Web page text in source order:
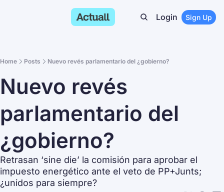
Login Sign Up
Home Posts Nuevo revés parlamentario del ¿gobierno?
Nuevo revés
parlamentario del
¿gobierno?
Retrasan ‘sine die’ la comisión para aprobar el
impuesto energético ante el veto de PP+Junts;
¿unidos para siempre?